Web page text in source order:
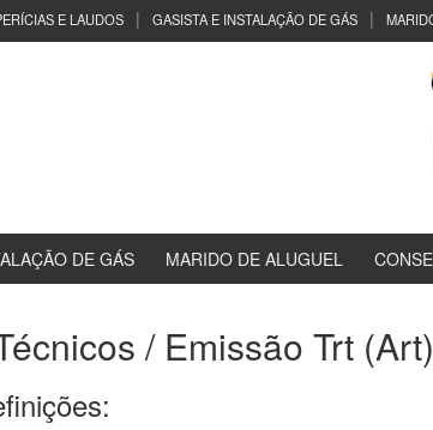
E LAUDOS GASISTA E INSTALAÇÃO DE GÁS
DE GÁS MARIDO DE ALUGUEL
/ Emissão Trt